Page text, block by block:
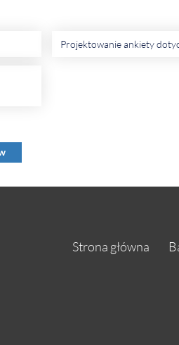
Projektowanie ankiety
Strona główna